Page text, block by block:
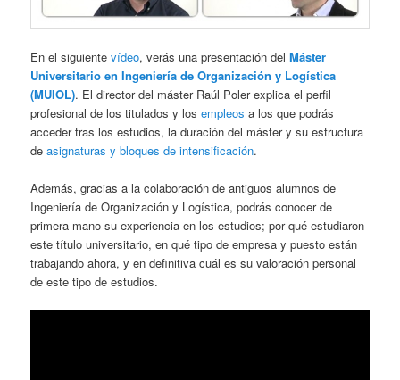
En el siguientevídeo, verás una presentación delMáster
Universitario en Ingeniería de Organización y Logística
(MUIOL). El director del máster Raúl Poler explica el perfil
profesional de los titulados y losempleos a los que podrás
acceder tras los estudios, la duración del máster y su estructura
deasignaturas y bloques de intensificación.
Además, gracias a la colaboración de antiguos alumnos de
Ingeniería de Organización y Logística, podrás conocer de
primera mano su experiencia en los estudios; por qué estudiaron
este título universitario, en qué tipo de empresa y puesto están
trabajando ahora, y en definitiva cuál es su valoración personal
de este tipo de estudios.